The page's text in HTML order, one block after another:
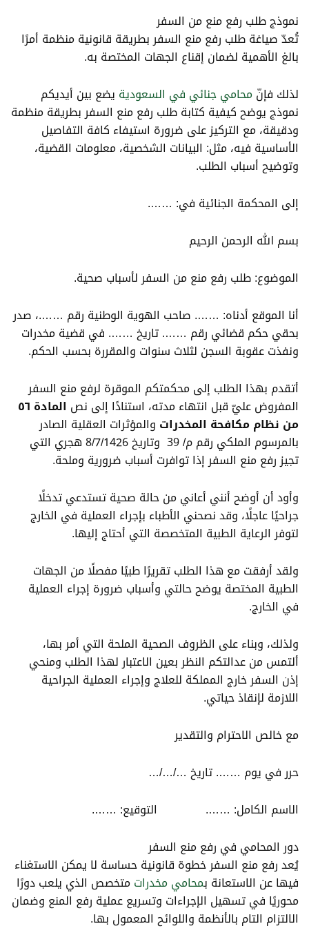
نموذج طلب رفع منع من السفر
تُعدّ صياغة طلب رفع منع السفر بطريقة قانونية منظمة أمرًا
بالغ الأهمية لضمان إقناع الجهات المختصة به.
لذلك فإنّمحامي جنائي في السعودية يضع بين أيديكم
نموذج يوضح كيفية كتابة طلب رفع منع السفر بطريقة منظمة
ودقيقة، مع التركيز على ضرورة استيفاء كافة التفاصيل
الأساسية فيه، مثل: البيانات الشخصية، معلومات القضية،
وتوضيح أسباب الطلب.
إلى المحكمة الجنائية في: …….
بسم الله الرحمن الرحيم
الموضوع: طلب رفع منع من السفر لأسباب صحية.
أنا الموقع أدناه: ……. صاحب الهوية الوطنية رقم …….، صدر
بحقي حكم قضائي رقم ……. تاريخ ……. في قضية مخدرات
ونفذت عقوبة السجن لثلاث سنوات والمقررة بحسب الحكم.
أتقدم بهذا الطلب إلى محكمتكم الموقرة لرفع منع السفر
المفروض عليّ قبل انتهاء مدته، استنادًا إلى نص
المادة ٥٦
من نظام مكافحة المخدرات والمؤثرات العقلية الصادر
بالمرسوم الملكي رقم م/ 39 وتاريخ 8/7/1426 هجري التي
تجيز رفع منع السفر إذا توافرت أسباب ضرورية وملحة.
وأود أن أوضح أنني أعاني من حالة صحية تستدعي تدخلًا
جراحيًا عاجلًا، وقد نصحني الأطباء بإجراء العملية في الخارج
لتوفر الرعاية الطبية المتخصصة التي أحتاج إليها.
ولقد أرفقت مع هذا الطلب تقريرًا طبيًا مفصلًا من الجهات
الطبية المختصة يوضح حالتي وأسباب ضرورة إجراء العملية
في الخارج.
ولذلك، وبناء على الظروف الصحية الملحة التي أمر بها،
ألتمس من عدالتكم النظر بعين الاعتبار لهذا الطلب ومنحي
إذن السفر خارج المملكة للعلاج وإجراء العملية الجراحية
اللازمة لإنقاذ حياتي.
مع خالص الاحترام والتقدير
حرر في يوم ……. تاريخ …/…/…
الاسم الكامل: ……. التوقيع: …….
دور المحامي في رفع منع السفر
يُعد رفع منع السفر خطوة قانونية حساسة لا يمكن الاستغناء
فيها عن الاستعانة بمحامي مخدراتمتخصص الذي يلعب دورًا
محوريًا في تسهيل الإجراءات وتسريع عملية رفع المنع وضمان
الالتزام التام بالأنظمة واللوائح المعمول بها.